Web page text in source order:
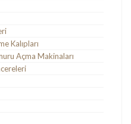
Kalıpları
Açma Makinaları